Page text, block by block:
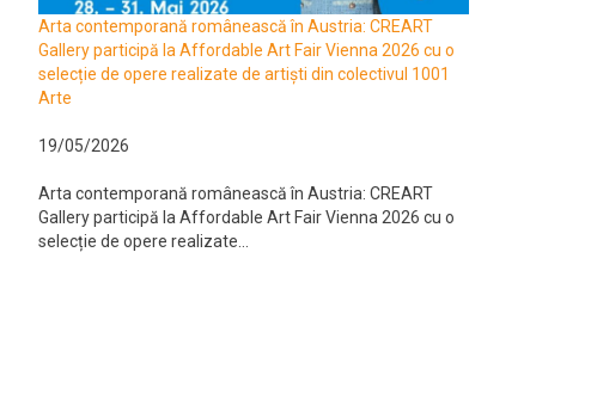
Arta contemporană românească în Austria: CREART
Gallery participă la Affordable Art Fair Vienna 2026 cu o
selecție de opere realizate de artiști din colectivul 1001
Arte
19/05/2026
Arta contemporană românească în Austria: CREART
Gallery participă la Affordable Art Fair Vienna 2026 cu o
selecție de opere realizate...